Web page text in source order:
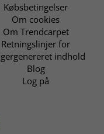
Købsbetingelser
Om cookies
Om Trendcarpet
Retningslinjer for
indhold
Blog
Log på